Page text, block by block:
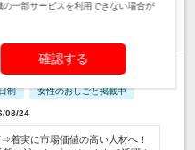
ア】*フルリモOK*未経験歓
トワーク可
制 女性のおしごと掲載中
08/24
着実に市場価値の高い人材へ！
一部サービスを利用できない場合が
確認する